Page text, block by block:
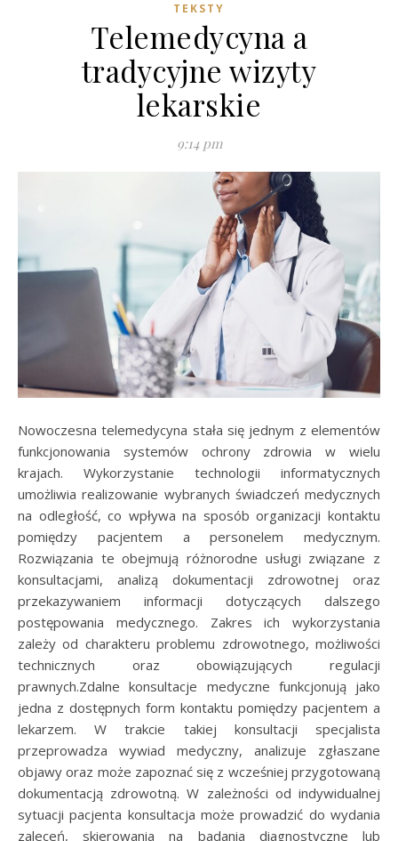
TEKSTY
Telemedycyna a
tradycyjne wizyty
lekarskie
9:14 pm
Nowoczesna telemedycyna stała się jednym z elementów
funkcjonowania systemów ochrony zdrowia w wielu
krajach. Wykorzystanie technologii informatycznych
umożliwia realizowanie wybranych świadczeń medycznych
na odległość, co wpływa na sposób organizacji kontaktu
pomiędzy pacjentem a personelem medycznym.
Rozwiązania te obejmują różnorodne usługi związane z
konsultacjami, analizą dokumentacji zdrowotnej oraz
przekazywaniem informacji dotyczących dalszego
postępowania medycznego. Zakres ich wykorzystania
zależy od charakteru problemu zdrowotnego, możliwości
technicznych oraz obowiązujących regulacji
prawnych.Zdalne konsultacje medyczne funkcjonują jako
jedna z dostępnych form kontaktu pomiędzy pacjentem a
lekarzem. W trakcie takiej konsultacji specjalista
przeprowadza wywiad medyczny, analizuje zgłaszane
objawy oraz może zapoznać się z wcześniej przygotowaną
dokumentacją zdrowotną. W zależności od indywidualnej
sytuacji pacjenta konsultacja może prowadzić do wydania
zaleceń, skierowania na badania diagnostyczne lub